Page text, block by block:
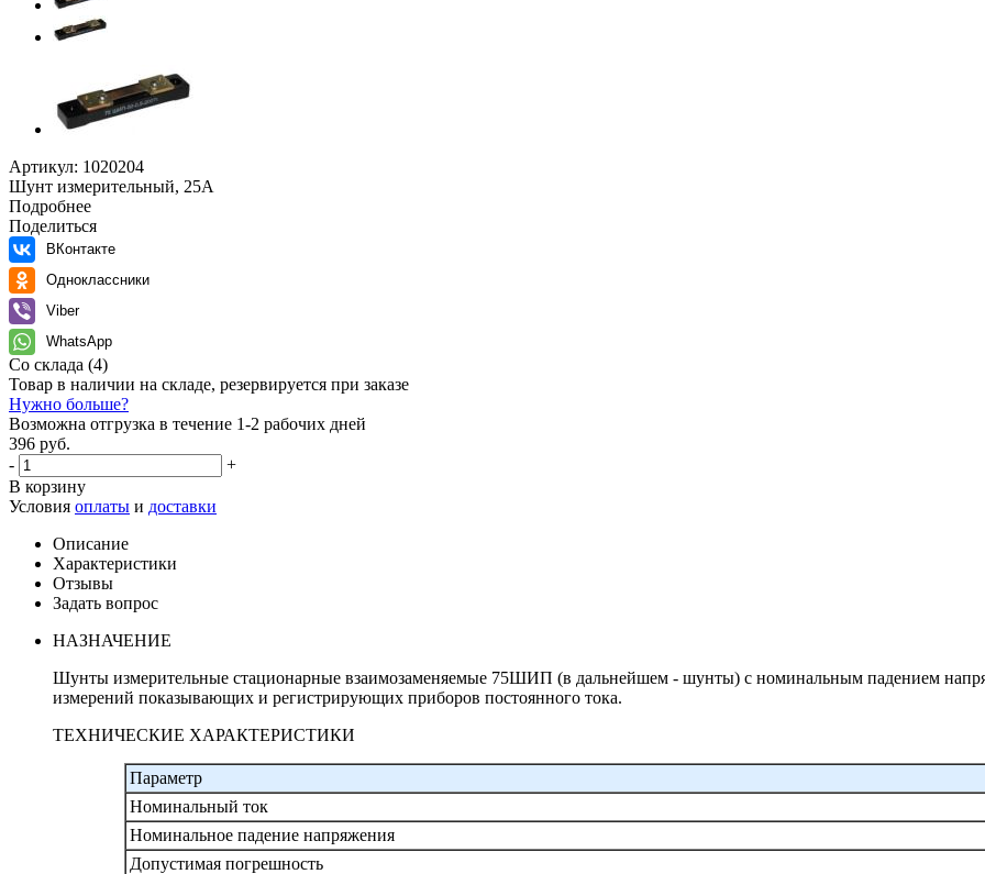
Артикул: 1020204
Шунт измерительный, 25А
Подробнее
Поделиться
ВКонтакте
Одноклассники
Viber
WhatsApp
Со склада (4)
Товар в наличии на складе, резервируется при заказе
Нужно больше?
Возможна отгрузка в течение 1-2 рабочих дней
396 руб.
-
+
В корзину
Условия оплаты и доставки
Описание
Характеристики
Отзывы
Задать вопрос
НАЗНАЧЕНИЕ
Шунты измерительные стационарные взаимозаменяемые 75ШИП (в дальнейшем - шунты) с номинальным падением
измерений показывающих и регистрирующих приборов постоянного тока.
ТЕХНИЧЕСКИЕ ХАРАКТЕРИСТИКИ
Параметр
Номинальный ток
Номинальное падение напряжения
Допустимая погрешность